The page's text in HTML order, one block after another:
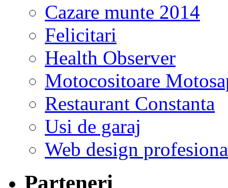
Cazare munte 2014
Felicitari
Health Observer
Motocositoare
Restaurant Constanta
Usi de garaj
Web design
Parteneri